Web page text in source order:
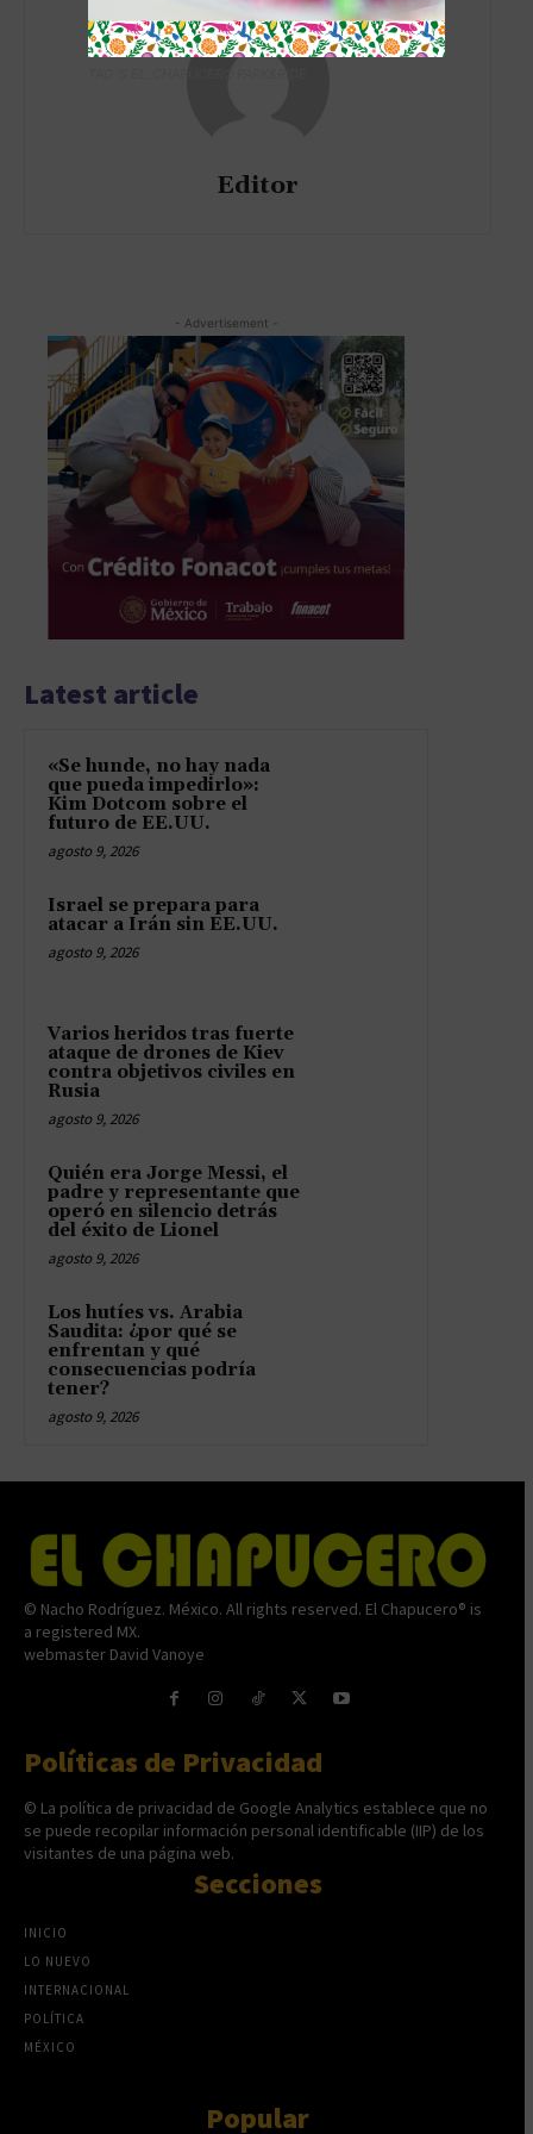
Editor
- Advertisement -
Latest article
«Se hunde, no hay nada
que pueda impedirlo»:
Kim Dotcom sobre el
futuro de EE.UU.
agosto 9, 2026
Israel se prepara para
atacar a Irán sin EE.UU.
agosto 9, 2026
Varios heridos tras fuerte
ataque de drones de Kiev
contra objetivos civiles en
Rusia
agosto 9, 2026
Quién era Jorge Messi, el
padre y representante que
operó en silencio detrás
del éxito de Lionel
agosto 9, 2026
Los hutíes vs. Arabia
Saudita: ¿por qué se
enfrentan y qué
consecuencias podría
tener?
agosto 9, 2026
© Nacho Rodríguez. México. All rights reserved. El Chapucero® is
a registered MX.
webmaster David Vanoye
Políticas de Privacidad
© La política de privacidad de Google Analytics establece que no
se puede recopilar información personal identificable (IIP) de los
visitantes de una página web.
Secciones
INICIO
LO NUEVO
INTERNACIONAL
POLÍTICA
MÉXICO
Popular